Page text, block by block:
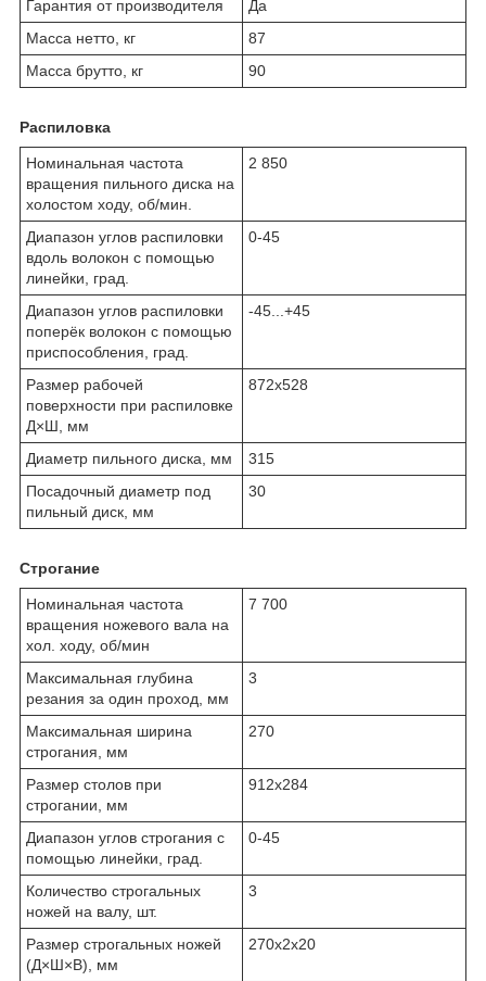
Гарантия от производителя
Да
Масса нетто, кг
87
Масса брутто, кг
90
Распиловка
Номинальная частота
вращения пильного диска на
холостом ходу, об/мин.
2 850
Диапазон углов распиловки
вдоль волокон с помощью
линейки, град.
0-45
Диапазон углов распиловки
поперёк волокон с помощью
приспособления, град.
-45...+45
Размер рабочей
поверхности при распиловке
Д×Ш, мм
872х528
Диаметр пильного диска, мм
315
Посадочный диаметр под
пильный диск, мм
30
Строгание
Номинальная частота
вращения ножевого вала на
хол. ходу, об/мин
7 700
Максимальная глубина
резания за один проход, мм
3
Максимальная ширина
строгания, мм
270
Размер столов при
строгании, мм
912х284
Диапазон углов строгания с
помощью линейки, град.
0-45
Количество строгальных
ножей на валу, шт.
3
Размер строгальных ножей
(Д×Ш×В), мм
270х2х20